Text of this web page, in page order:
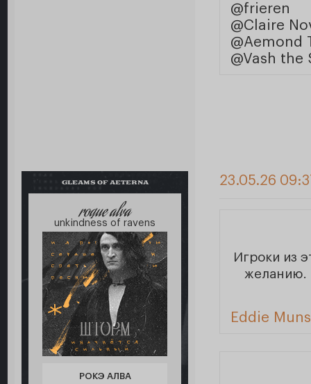
@frieren
@Claire
@Aemond
@Vash the
GLEAMS OF AETERNA
roque alva
unkindness of ravens
РОКЭ АЛВА
23.05.26
Игроки из
желанию.
Eddie